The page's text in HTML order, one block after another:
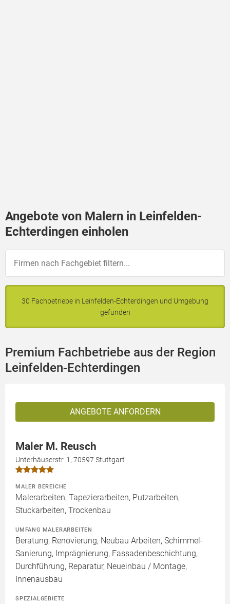
Angebote von Malern in Leinfelden-
Echterdingen einholen
30 Fachbetriebe in Leinfelden-Echterdingen und Umgebung
gefunden
Premium Fachbetriebe aus der Region
Leinfelden-Echterdingen
ANGEBOTE ANFORDERN
Maler M. Reusch
Unterhäuserstr. 1, 70597 Stuttgart
MALER BEREICHE
Malerarbeiten, Tapezierarbeiten, Putzarbeiten,
Stuckarbeiten, Trockenbau
UMFANG MALERARBEITEN
Beratung, Renovierung, Neubau Arbeiten, Schimmel-
Sanierung, Imprägnierung, Fassadenbeschichtung,
Durchführung, Reparatur, Neueinbau / Montage,
Innenausbau
SPEZIALGEBIETE